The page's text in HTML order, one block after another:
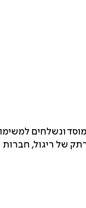
ונשלחים
של ריגול, חברות